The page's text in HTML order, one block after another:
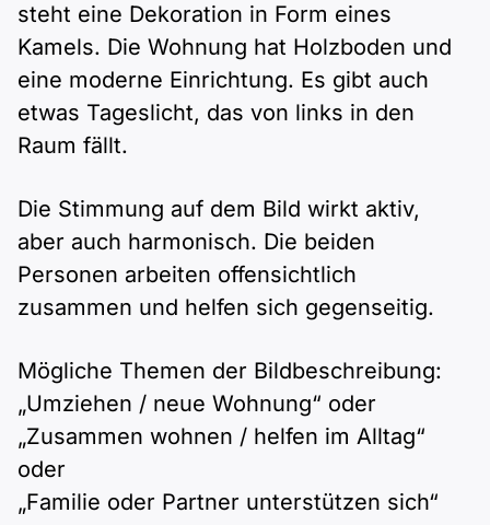
steht eine Dekoration in Form eines
Kamels. Die Wohnung hat Holzboden und
eine moderne Einrichtung. Es gibt auch
etwas Tageslicht, das von links in den
Raum fällt.
Die Stimmung auf dem Bild wirkt aktiv,
aber auch harmonisch. Die beiden
Personen arbeiten offensichtlich
zusammen und helfen sich gegenseitig.
Mögliche Themen der Bildbeschreibung:
„Umziehen / neue Wohnung“ oder
„Zusammen wohnen / helfen im Alltag“
oder
„Familie oder Partner unterstützen sich“